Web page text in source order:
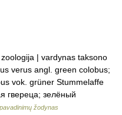
| vardynas taksono
verus angl. green colobus;
vok. grüner Stummelaffe
гвереца; зелёный
žodynas